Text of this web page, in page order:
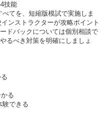
技能
てを、短縮版模試で実施しま
ンストラクターが攻略ポイント
ドバックについては個別相談で
るべき対策を明確にしましょ
る
験できる